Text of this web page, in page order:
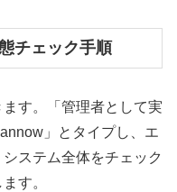
チェック手順
す。「管理者として実
」とタイプし、エ
ステム全体をチェック
す。